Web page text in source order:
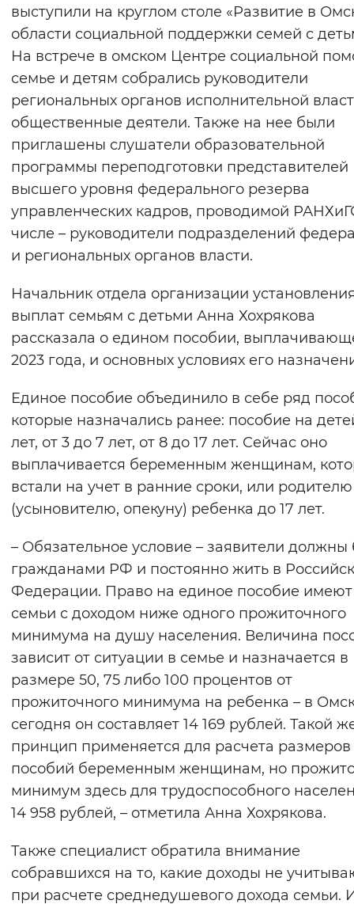
выступили на круглом столе «Развитие в
области социальной поддержки семей с
На встрече в омском Центре социальной
семье и детям собрались руководители
региональных органов исполнительной
общественные деятели. Также на нее были
приглашены слушатели образовательной
программы переподготовки представителей
высшего уровня федерального резерва
управленческих кадров, проводимой
числе – руководители подразделений
и региональных органов власти.
Начальник отдела организации
выплат семьям с детьми Анна Хохрякова
рассказала о едином пособии,
2023 года, и основных условиях его
Единое пособие объединило в себе ряд
которые назначались ранее: пособие на
лет, от 3 до 7 лет, от 8 до 17 лет. Сейчас оно
выплачивается беременным женщинам,
встали на учет в ранние сроки, или родителю
(усыновителю, опекуну) ребенка до 17 лет.
– Обязательное условие – заявители должны
гражданами РФ и постоянно жить в
Федерации. Право на единое пособие имеют
семьи с доходом ниже одного прожиточного
минимума на душу населения. Величина
зависит от ситуации в семье и назначается в
размере 50, 75 либо 100 процентов от
прожиточного минимума на ребенка – в
сегодня он составляет 14 169 рублей. Такой
принцип применяется для расчета размеров
пособий беременным женщинам, но
минимум здесь для трудоспособного
14 958 рублей, – отметила Анна Хохрякова.
Также специалист обратила внимание
собравшихся на то, какие доходы не
при расчете среднедушевого дохода семьи.